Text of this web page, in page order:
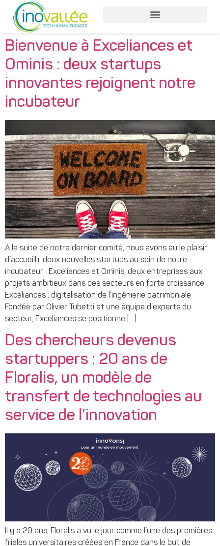
Bienvenue à Exceliances et
Ominis : deux startups
innovantes rejoignent notre
incubateur
A la suite de notre dernier comité, nous avons eu le plaisir
d’accueillir deux nouvelles startups au sein de notre
incubateur : Exceliances et Ominis, deux entreprises aux
projets ambitieux dans des secteurs en forte croissance.
Exceliances : digitalisation de l’ingénierie patrimoniale
Fondée par Olivier Tubetti et une équipe d’experts du
secteur, Exceliances se positionne […]
Des chercheurs devenus
startuppers : 20 ans de
Floralis, un modèle de
transfert de technologies au
service de l’innovation
Il y a 20 ans, Floralis a vu le jour comme l’une des premières
filiales universitaires créées en France dans le but de